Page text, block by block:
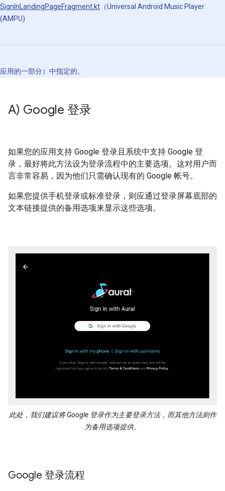
SignInLandingPageFragment.kt （Universal Android Music Player
(AMPU)
应用的一部分）中指定的。
A) Google 登录
如果您的应用支持 Google 登录且系统中支持 Google 登
录，最好将此方法设为登录流程中的主要选项。这对用户而
言非常容易，因为他们只需确认现有的 Google 帐号。
如果您提供手机登录或标准登录，则应通过登录屏幕底部的
文本链接提供的备用选项来显示这些选项。
此处，我们建议将 Google 登录作为主要登录方法，而其他方法则作
为备用选项提供。
Google 登录流程